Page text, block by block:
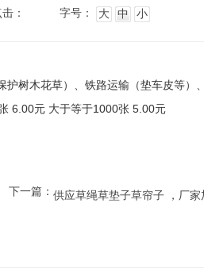
击： 字号： 大 中 小
树木花草）、铁路运输（垫车皮等）
6.00元 大于等于1000张 5.00元
下一篇： 供应草绳草垫子草帘子 ，厂